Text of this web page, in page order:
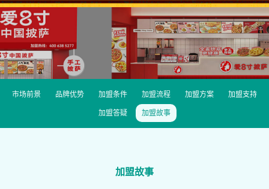
市场前景 品牌优势 加盟条件 加盟流程 加盟方案 加盟支持
加盟答疑 加盟故事
加盟故事